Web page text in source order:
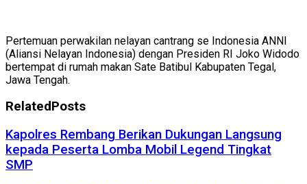
Pertemuan perwakilan nelayan cantrang se Indonesia ANNI
(Aliansi Nelayan Indonesia) dengan Presiden RI Joko Widodo
bertempat di rumah makan Sate Batibul Kabupaten Tegal,
Jawa Tengah.
RelatedPosts
Kapolres Rembang Berikan Dukungan Langsung
kepada Peserta Lomba Mobil Legend Tingkat
SMP